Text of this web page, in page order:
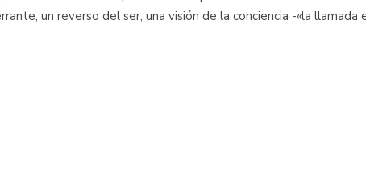
un reverso del ser, una visión de la conciencia -«la